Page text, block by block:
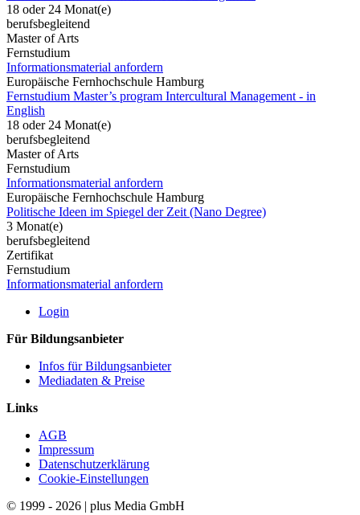
18 oder 24 Monat(e)
berufsbegleitend
Master of Arts
Fernstudium
Informationsmaterial anfordern
Europäische Fernhochschule Hamburg
Fernstudium Master’s program Intercultural Management - in
English
18 oder 24 Monat(e)
berufsbegleitend
Master of Arts
Fernstudium
Informationsmaterial anfordern
Europäische Fernhochschule Hamburg
Politische Ideen im Spiegel der Zeit (Nano Degree)
3 Monat(e)
berufsbegleitend
Zertifikat
Fernstudium
Informationsmaterial anfordern
Login
Für Bildungsanbieter
Infos für Bildungsanbieter
Mediadaten & Preise
Links
AGB
Impressum
Datenschutzerklärung
Cookie-Einstellungen
© 1999 - 2026 | plus Media GmbH